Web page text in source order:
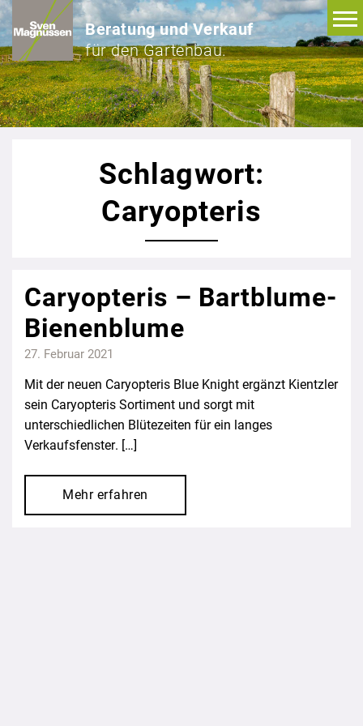
Beratung und Verkauf
für den Gartenbau.
Schlagwort:
Caryopteris
Caryopteris – Bartblume-
Bienenblume
27. Februar 2021
Mit der neuen Caryopteris Blue Knight ergänzt Kientzler
sein Caryopteris Sortiment und sorgt mit
unterschiedlichen Blütezeiten für ein langes
Verkaufsfenster. […]
Mehr erfahren